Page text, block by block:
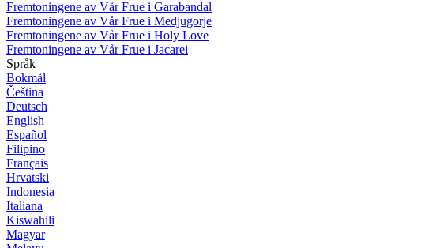
Fremtoningene av Vår Frue i Garabandal
Fremtoningene av Vår Frue i Medjugorje
Fremtoningene av Vår Frue i Holy Love
Fremtoningene av Vår Frue i Jacarei
Språk
Bokmål
Čeština
Deutsch
English
Español
Filipino
Français
Hrvatski
Indonesia
Italiana
Kiswahili
Magyar